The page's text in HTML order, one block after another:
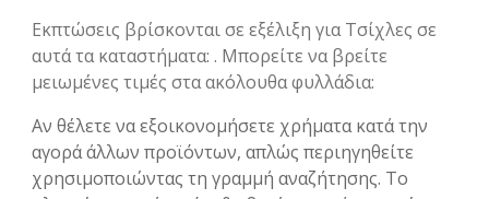
Εκπτώσεις βρίσκονται σε εξέλιξη για Τσίχλες σε
αυτά τα καταστήματα: . Μπορείτε να βρείτε
μειωμένες τιμές στα ακόλουθα φυλλάδια:
Αν θέλετε να εξοικονομήσετε χρήματα κατά την
αγορά άλλων προϊόντων, απλώς περιηγηθείτε
χρησιμοποιώντας τη γραμμή αναζήτησης. Το